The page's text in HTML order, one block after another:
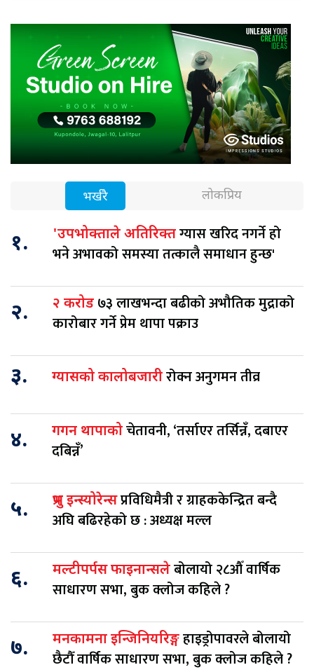
भर्खरै लोकप्रिय
१. 'उपभोक्ताले अतिरिक्तग्यास खरिद नगर्ने हो
भने अभावको समस्या तत्कालै समाधान हुन्छ'
२. २ करोड ७३ लाखभन्दा बढीको अभौतिक मुद्राको
कारोबार गर्ने प्रेम थापा पक्राउ
३. ग्यासको कालोबजारीरोक्न अनुगमन तीव्र
४. गगन थापाकोचेतावनी, ‘तर्साएर तर्सिन्नँ, दबाएर
दबिन्नँ’
५. प्रभु इन्स्योरेन्सप्रविधिमैत्री र ग्राहककेन्द्रित बन्दै
अघि बढिरहेको छ : अध्यक्ष मल्ल
६. मल्टीपर्पस फाइनान्सलेबोलायो २८औँ वार्षिक
साधारण सभा, बुक क्लोज कहिले ?
७. मनकामना इन्जिनियरिङ्गहाइड्रोपावरले बोलायो
छैटौँ वार्षिक साधारण सभा, बुक क्लोज कहिले ?